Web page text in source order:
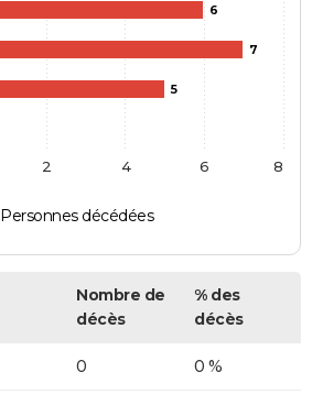
6
7
5
Personnes décédées
2 4 6 8
Nombre de
décès
% des
décès
0 0 %